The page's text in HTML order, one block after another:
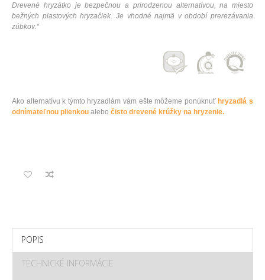
Drevené hryzátko je bezpečnou a prirodzenou alternatívou, na miesto
bežných plastových hryzačiek. Je vhodné najmä v období prerezávania
zúbkov.“
Ako alternatívu k týmto hryzadlám vám ešte môžeme ponúknuť hryzadlá s
odnímateľnou plienkou alebo čisto drevené krúžky na hryzenie.
POPIS
TECHNICKÉ INFORMÁCIE